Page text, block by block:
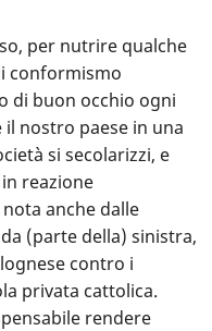
per nutrire qualche
conformismo
di buon occhio ogni
nostro paese in una
si secolarizzi, e
reazione
anche dalle
(parte della) sinistra,
contro i
privata cattolica.
rendere